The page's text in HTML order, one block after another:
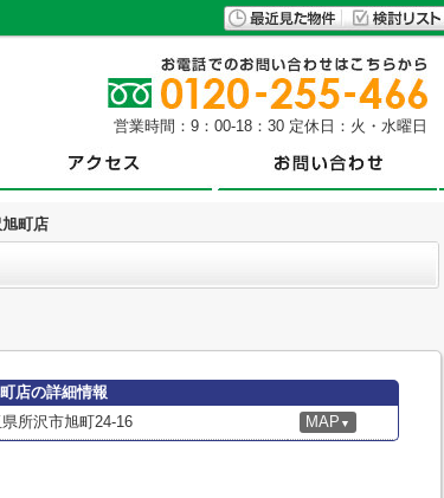
営業時間：9：00-18：30 定休日：火・水曜日
町店
店の詳細情報
所沢市旭町24-16 MAP ▼